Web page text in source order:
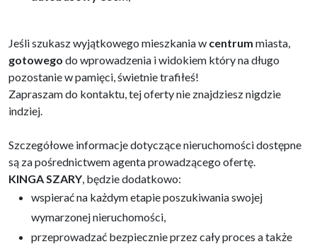
Jeśli szukasz wyjątkowego mieszkania w centrum miasta,
gotowego do wprowadzenia i widokiem który na długo
pozostanie w pamięci, świetnie trafiłeś!
Zapraszam do kontaktu, tej oferty nie znajdziesz nigdzie
indziej.
Szczegółowe informacje dotyczące nieruchomości dostępne
są za pośrednictwem agenta prowadzącego ofertę.
KINGA SZARY , będzie dodatkowo:
wspierać na każdym etapie poszukiwania swojej
wymarzonej nieruchomości,
przeprowadzać bezpiecznie przez cały proces a także